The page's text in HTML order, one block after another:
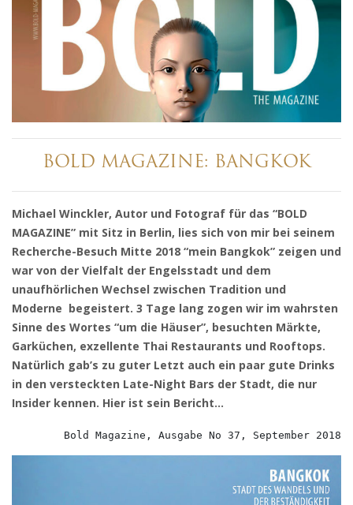
BOLD MAGAZINE: BANGKOK
Michael Winckler, Autor und Fotograf für das “BOLD
MAGAZINE” mit Sitz in Berlin, lies sich von mir bei seinem
Recherche-Besuch Mitte 2018 “mein Bangkok” zeigen und
war von der Vielfalt der Engelsstadt und dem
unaufhörlichen Wechsel zwischen Tradition und
Moderne begeistert. 3 Tage lang zogen wir im wahrsten
Sinne des Wortes “um die Häuser”, besuchten Märkte,
Garküchen, exzellente Thai Restaurants und Rooftops.
Natürlich gab’s zu guter Letzt auch ein paar gute Drinks
in den versteckten Late-Night Bars der Stadt, die nur
Insider kennen. Hier ist sein Bericht…
Bold Magazine, Ausgabe No 37, September 2018